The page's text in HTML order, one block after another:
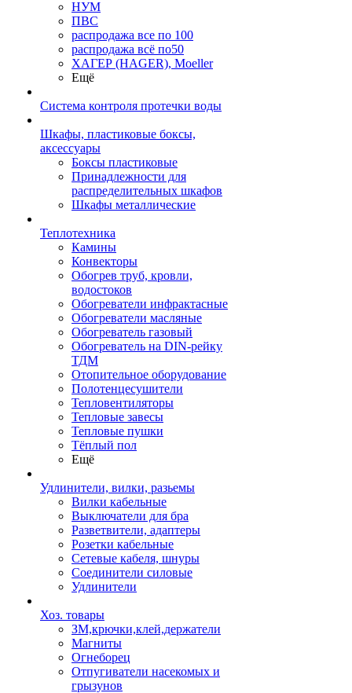
НУМ
ПВС
распродажа все по 100
распродажа всё по50
ХАГЕР (HAGER), Moeller
Ещё
Система контроля протечки воды
Шкафы, пластиковые боксы,
аксессуары
Боксы пластиковые
Принадлежности для
распределительных шкафов
Шкафы металлические
Теплотехника
Камины
Конвекторы
Обогрев труб, кровли,
водостоков
Обогреватели инфрактасные
Обогреватели масляные
Обогреватель газовый
Обогреватель на DIN-рейку
ТДМ
Отопительное оборудование
Полотенцесушители
Тепловентиляторы
Тепловые завесы
Тепловые пушки
Тёплый пол
Ещё
Удлинители, вилки, разьемы
Вилки кабельные
Выключатели для бра
Разветвители, адаптеры
Розетки кабельные
Сетевые кабеля, шнуры
Соединители силовые
Удлинители
Хоз. товары
ЗМ,крючки,клей,держатели
Магниты
Огнеборец
Отпугиватели насекомых и
грызунов